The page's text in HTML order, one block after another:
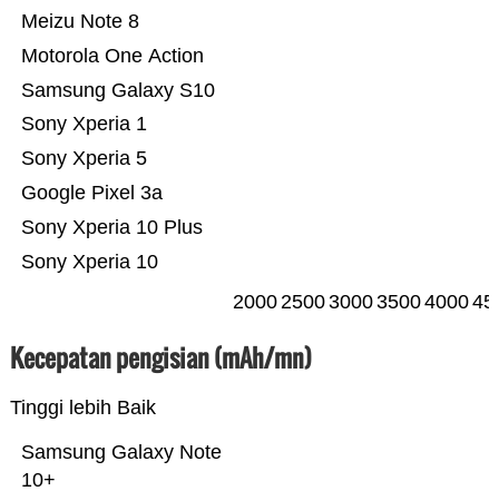
Sony Xperia 10
Sony Xperia 10 Plus
Google Pixel 3a
Sony Xperia 5
Sony Xperia 1
Samsung Galaxy S10
Motorola One Action
Meizu Note 8
20002500300035004000
Kecepatan pengisian (mAh/mn)
Tinggi lebih Baik
Samsung Galaxy Note
10+